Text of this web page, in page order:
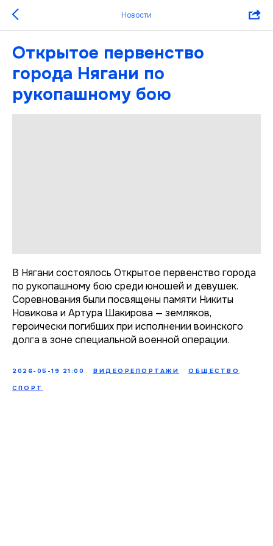
Новости
Открытое первенство
города Нягани по
рукопашному бою
В Нягани состоялось Открытое первенство города
по рукопашному бою среди юношей и девушек.
Соревнования были посвящены памяти Никиты
Новикова и Артура Шакирова — земляков,
героически погибших при исполнении воинского
долга в зоне специальной военной операции.
2026-05-19 21:00 ВИДЕОРЕПОРТАЖИ ОБЩЕСТВО
СПОРТ